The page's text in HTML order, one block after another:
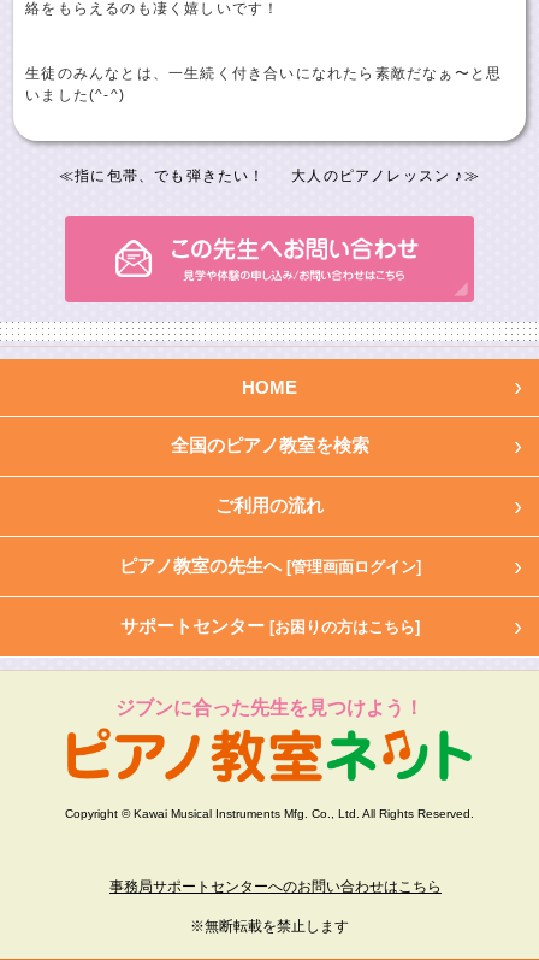
絡をもらえるのも凄く嬉しいです！
生徒のみんなとは、一生続く付き合いになれたら素敵だなぁ〜と思
いました(^-^)
≪指に包帯、でも弾きたい！ 大人のピアノレッスン ♪ ≫
HOME
全国のピアノ教室を検索
ご利用の流れ
ピアノ教室の先生へ [管理画面ログイン]
サポートセンター [お困りの方はこちら]
ジブンに合った先生を見つけよう！
Copyright © Kawai Musical Instruments Mfg. Co., Ltd. All Rights Reserved.
事務局サポートセンターへのお問い合わせはこちら
※無断転載を禁止します